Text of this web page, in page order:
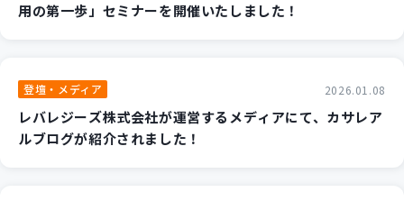
用の第一歩」セミナーを開催いたしました！
登壇・メディア 2026.01.08
レバレジーズ株式会社が運営するメディアにて、カサレア
ルブログが紹介されました！